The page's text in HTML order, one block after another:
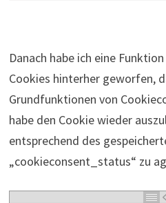
Danach habe ich eine
Cookies hinterher geworfen,
Grundfunktionen von
habe den Cookie wieder
entsprechend des
„cookieconsent_status“ zu